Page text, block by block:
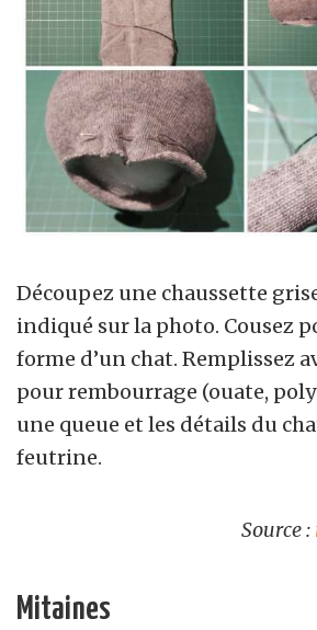
Découpez une chaussette
indiqué sur la photo. Cousez
forme d’un chat. Remplissez
pour rembourrage (ouate,
une queue et les détails du
feutrine.
Source :
Mitaines